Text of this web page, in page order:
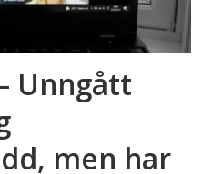
Unngått
men har